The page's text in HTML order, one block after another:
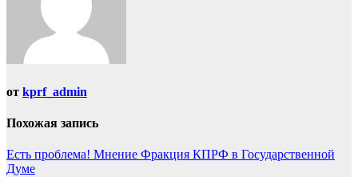
от kprf_admin
Похожая запись
Есть проблема! Мнение Фракция КПРФ в Государственной
Думе